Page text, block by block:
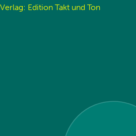
Verlag: Edition Takt und Ton